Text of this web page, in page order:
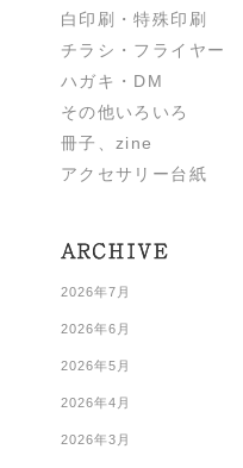
白印刷・特殊印刷
チラシ・フライヤー
ハガキ・DM
その他いろいろ
冊子、zine
アクセサリー台紙
2026年7月
2026年6月
2026年5月
2026年4月
2026年3月